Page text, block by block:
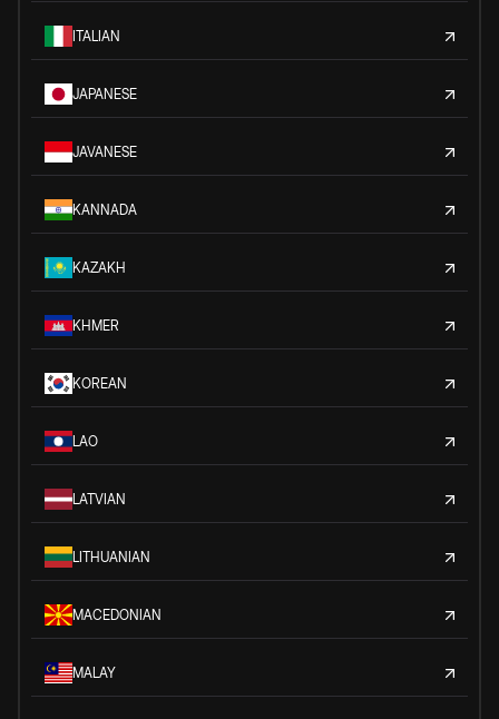
ITALIAN
JAPANESE
JAVANESE
KANNADA
KAZAKH
KHMER
KOREAN
LAO
LATVIAN
LITHUANIAN
MACEDONIAN
MALAY